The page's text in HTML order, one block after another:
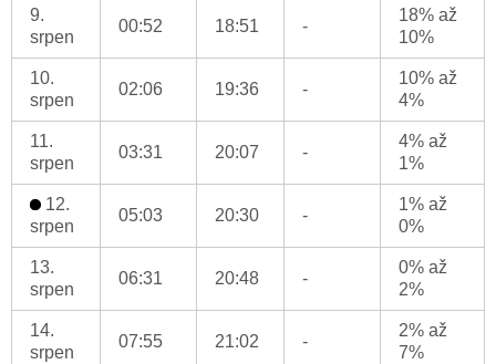
9.
srpen
00:52 18:51 -
18% až
10%
10.
srpen
02:06 19:36 -
10% až
4%
11.
srpen
03:31 20:07 -
4% až
1%
12.
srpen
05:03 20:30 -
1% až
0%
13.
srpen
06:31 20:48 -
0% až
2%
14.
srpen
07:55 21:02 -
2% až
7%